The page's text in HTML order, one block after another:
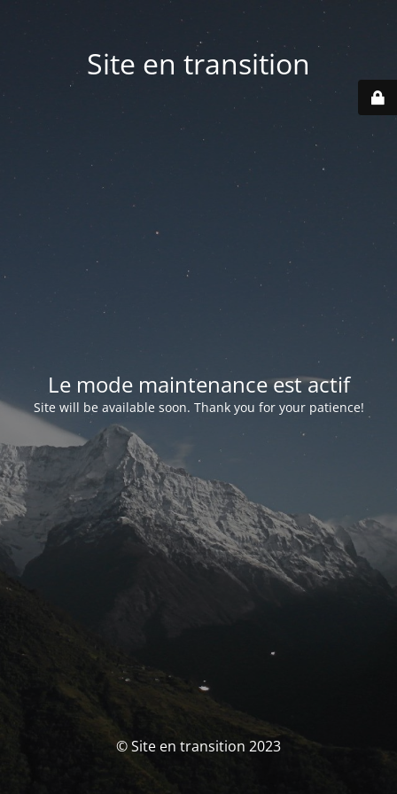
Site en transition
Le mode maintenance est actif
Site will be available soon. Thank you for your patience!
© Site en transition 2023